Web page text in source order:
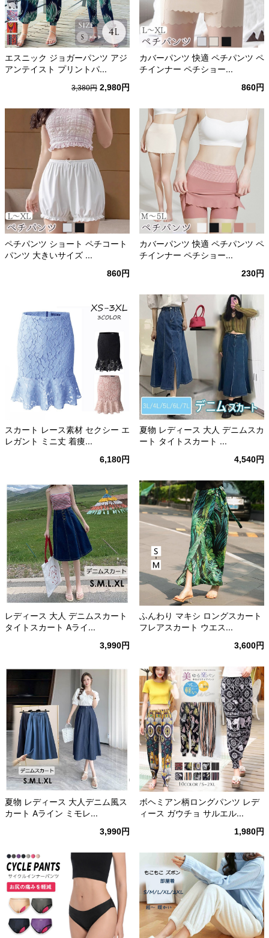
エスニック ジョガーパンツ アジ
アンテイスト プリントパ...
3,380円 2,980円
カバーパンツ 快適 ペチパンツ ペ
チインナー ペチショー...
860円
ペチパンツ ショート ペチコート
パンツ 大きいサイズ ...
860円
カバーパンツ 快適 ペチパンツ ペ
チインナー ペチショー...
230円
スカート レース素材 セクシー エ
レガント ミニ丈 着痩...
6,180円
夏物 レディース 大人 デニムスカ
ート タイトスカート ...
4,540円
レディース 大人 デニムスカート
タイトスカート Aライ...
3,990円
ふんわり マキシ ロングスカート
フレアスカート ウエス...
3,600円
夏物 レディース 大人デニム風ス
カート Aライン ミモレ...
3,990円
ボヘミアン柄ロングパンツ レデ
ィース ガウチョ サルエル...
1,980円